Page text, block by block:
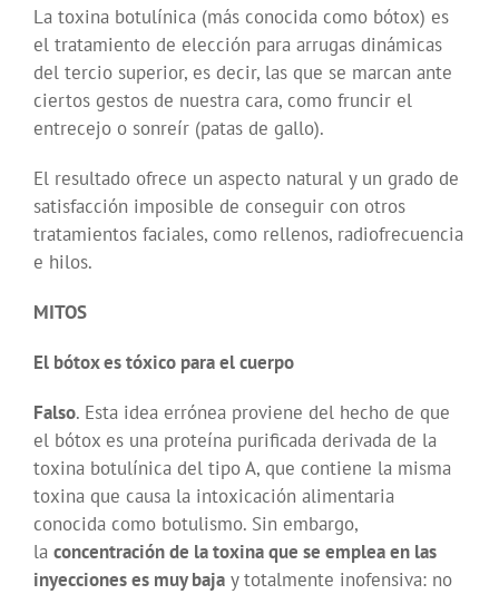
La toxina botulínica (más conocida como bótox) es
el tratamiento de elección para arrugas dinámicas
del tercio superior, es decir, las que se marcan ante
ciertos gestos de nuestra cara, como fruncir el
entrecejo o sonreír (patas de gallo).
El resultado ofrece un aspecto natural y un grado de
satisfacción imposible de conseguir con otros
tratamientos faciales, como rellenos, radiofrecuencia
e hilos.
MITOS
El bótox es tóxico para el cuerpo
Falso. Esta idea errónea proviene del hecho de que
el bótox es una proteína purificada derivada de la
toxina botulínica del tipo A, que contiene la misma
toxina que causa la intoxicación alimentaria
conocida como botulismo. Sin embargo,
la concentración de la toxina que se emplea en las
inyecciones es muy baja y totalmente inofensiva: no